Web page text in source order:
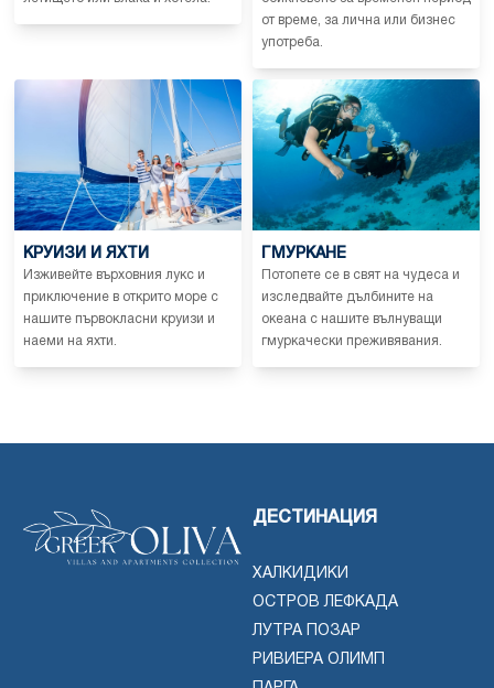
от време, за лична или бизнес
употреба.
КРУИЗИ И ЯХТИ
Изживейте върховния лукс и
приключение в открито море с
нашите първокласни круизи и
наеми на яхти.
ГМУРКАНЕ
Потопете се в свят на чудеса и
изследвайте дълбините на
океана с нашите вълнуващи
гмуркачески преживявания.
ДЕСТИНАЦИЯ
ХАЛКИДИКИ
ОСТРОВ ЛЕФКАДА
ЛУТРА ПОЗАР
РИВИЕРА ОЛИМП